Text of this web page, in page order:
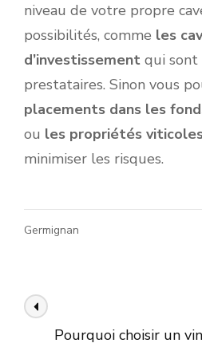
niveau de votre propre
possibilités, comme les
d’investissement qui sont
prestataires. Sinon vous
placements dans les
ou les propriétés viticole
minimiser les risques.
Germignan
Navigation
desPourquoi choisir un